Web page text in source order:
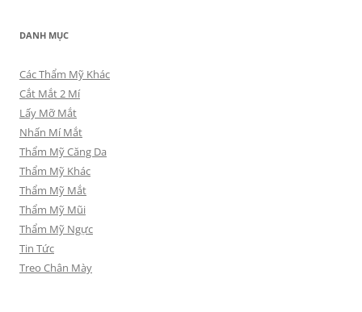
DANH MỤC
Các Thẩm Mỹ Khác
Cắt Mắt 2 Mí
Lấy Mỡ Mắt
Nhấn Mí Mắt
Thẩm Mỹ Căng Da
Thẩm Mỹ Khác
Thẩm Mỹ Mắt
Thẩm Mỹ Mũi
Thẩm Mỹ Ngực
Tin Tức
Treo Chân Mày